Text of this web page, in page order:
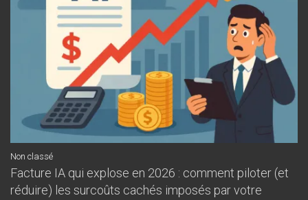
Non classé
Facture IA qui explose en 2026 : comment piloter (et
réduire) les surcoûts cachés imposés par votre